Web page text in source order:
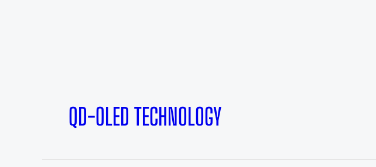
QD-OLED TECHNOLOGY